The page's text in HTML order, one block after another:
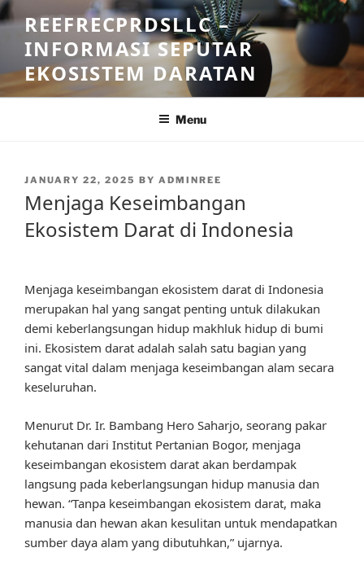
Skip
to
content
REEFRECPRDSLLC –
INFORMASI SEPUTAR
EKOSISTEM DARATAN
Menu
POSTED
JANUARY 22, 2025 BY ADMINREE
Menjaga Keseimbangan
Ekosistem Darat di Indonesia
Menjaga keseimbangan ekosistem darat di Indonesia
merupakan hal yang sangat penting untuk dilakukan
demi keberlangsungan hidup makhluk hidup di bumi
ini. Ekosistem darat adalah salah satu bagian yang
sangat vital dalam menjaga keseimbangan alam secara
keseluruhan.
Menurut Dr. Ir. Bambang Hero Saharjo, seorang pakar
kehutanan dari Institut Pertanian Bogor, menjaga
keseimbangan ekosistem darat akan berdampak
langsung pada keberlangsungan hidup manusia dan
hewan. “Tanpa keseimbangan ekosistem darat, maka
manusia dan hewan akan kesulitan untuk mendapatkan
sumber daya alam yang dibutuhkan,” ujarnya.